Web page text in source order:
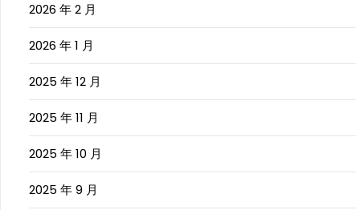
2026 年 2 月
2026 年 1 月
2025 年 12 月
2025 年 11 月
2025 年 10 月
2025 年 9 月